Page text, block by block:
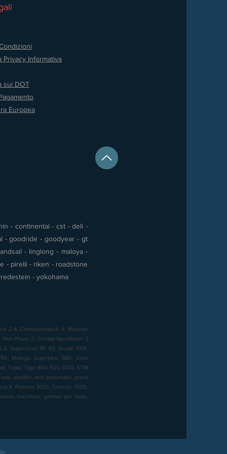
Privacy Informativa
sui DOT
Europea
- continental - cst - deli -
- goodride - goodyear - gt
- linglong - maloya -
- pirelli - riken - roadstone
- yokohama
2 4, Contisportattack 4, Metzeler
Power 3, Dunlop SportSmart 2
Supercorsa SP V3, Ducati 1199,
Motogp, Superbike, SBK, Conti
Triple, Tiger 800 900 1200, KTM
qualifier, test pneumatici, prova
4, Potenza S001, Turanza T005,
macchina, gomme per moto,